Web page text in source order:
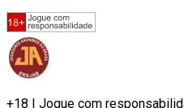
+18 | Jogue com